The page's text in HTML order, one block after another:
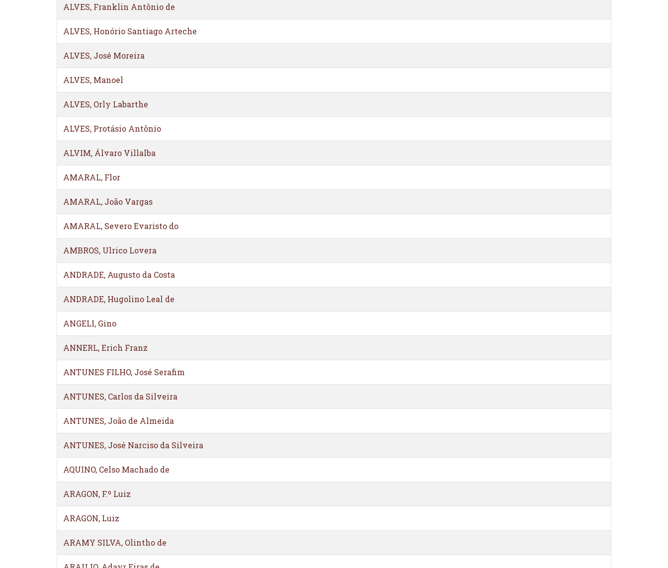
ALVES, Franklin Antônio de
ALVES, Honório Santiago Arteche
ALVES, José Moreira
ALVES, Manoel
ALVES, Orly Labarthe
ALVES, Protásio Antônio
ALVIM, Álvaro Villalba
AMARAL, Flor
AMARAL, João Vargas
AMARAL, Severo Evaristo do
AMBROS, Ulrico Lovera
ANDRADE, Augusto da Costa
ANDRADE, Hugolino Leal de
ANGELI, Gino
ANNERL, Erich Franz
ANTUNES FILHO, José Serafim
ANTUNES, Carlos da Silveira
ANTUNES, João de Almeida
ANTUNES, José Narciso da Silveira
AQUINO, Celso Machado de
ARAGON, F.º Luiz
ARAGON, Luiz
ARAMY SILVA, Olintho de